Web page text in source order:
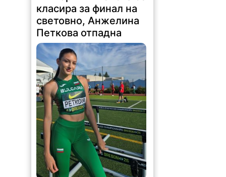
световно, Анжелина
Петкова отпадна
234 | 2026-08-09 17:49:16